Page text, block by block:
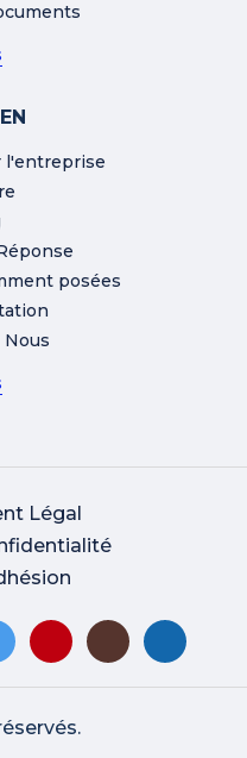
l'entreprise
posées
Légal